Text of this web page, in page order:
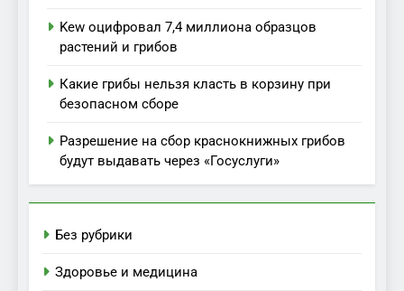
Kew оцифровал 7,4 миллиона образцов
растений и грибов
Какие грибы нельзя класть в корзину при
безопасном сборе
Разрешение на сбор краснокнижных грибов
будут выдавать через «Госуслуги»
Без рубрики
Здоровье и медицина